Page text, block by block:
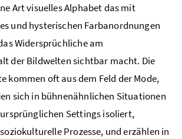
Art visuelles Alphabet das mit
und hysterischen Farbanordnungen
Widersprüchliche am
der Bildwelten sichtbar macht. Die
kommen oft aus dem Feld der Mode,
sich in bühnenähnlichen Situationen
Settingsisoliert,
Prozesse, und erzählen in